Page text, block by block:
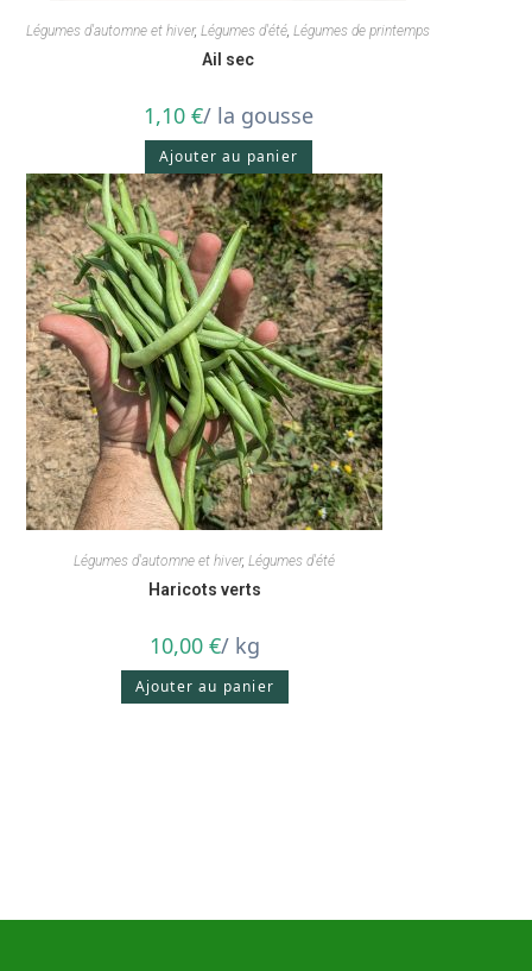
Légumes d'automne et hiver,Légumes d'été,Légumes de printemps
Ail sec
1,10 €/ la gousse
Ajouter au panier
Légumes d'automne et hiver,Légumes d'été
Haricots verts
10,00 €/ kg
Ajouter au panier